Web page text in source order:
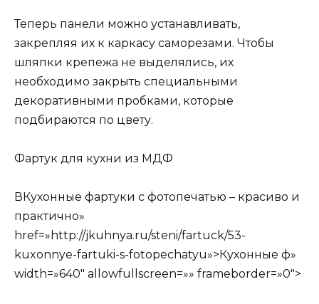
Теперь панели можно устанавливать,
закрепляя их к каркасу саморезами. Чтобы
шляпки крепежа не выделялись, их
необходимо закрыть специальными
декоративными пробками, которые
подбираются по цвету.
Фартук для кухни из МДФ
ВКухонные фартуки с фотопечатью – красиво и
практично»
href=»http://jkuhnya.ru/steni/fartuck/53-
kuxonnye-fartuki-s-fotopechatyu»>Кухонные ф»
width=»640″ allowfullscreen=»» frameborder=»0″>